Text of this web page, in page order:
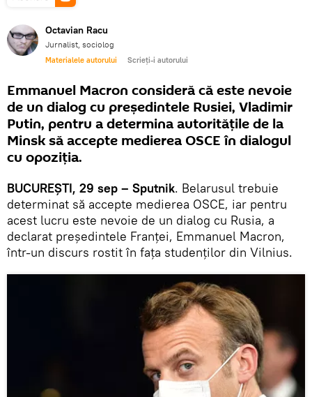
Octavian Racu
Jurnalist, sociolog
Materialele autorului Scrieți-i autorului
Emmanuel Macron consideră că este nevoie
de un dialog cu președintele Rusiei, Vladimir
Putin, pentru a determina autoritățile de la
Minsk să accepte medierea OSCE în dialogul
cu opoziția.
BUCUREȘTI, 29 sep – Sputnik. Belarusul trebuie
determinat să accepte medierea OSCE, iar pentru
acest lucru este nevoie de un dialog cu Rusia, a
declarat președintele Franței, Emmanuel Macron,
într-un discurs rostit în fața studenților din Vilnius.